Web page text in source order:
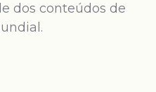
dos conteúdos de